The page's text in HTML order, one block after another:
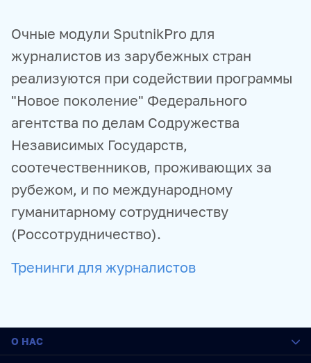
Очные модули SputnikPro для
журналистов из зарубежных стран
реализуются при содействии программы
"Новое поколение" Федерального
агентства по делам Содружества
Независимых Государств,
соотечественников, проживающих за
рубежом, и по международному
гуманитарному сотрудничеству
(Россотрудничество).
Тренинги для журналистов
О НАС